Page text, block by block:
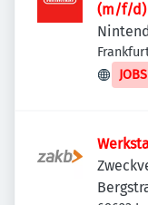
(m/f/d)